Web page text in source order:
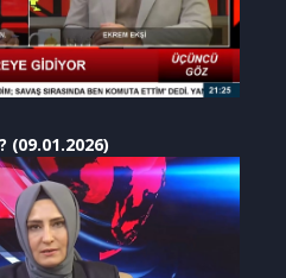
(09.01.2026)